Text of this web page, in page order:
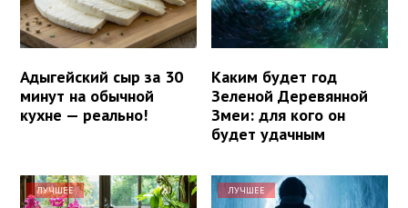
Адыгейский сыр за 30
минут на обычной
кухне — реально!
Каким будет год
Зеленой Деревянной
Змеи: для кого он
будет удачным
ЛУЧШЕЕ ЛУЧШЕЕ